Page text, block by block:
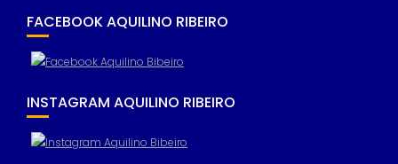
FACEBOOK AQUILINO RIBEIRO
INSTAGRAM AQUILINO RIBEIRO